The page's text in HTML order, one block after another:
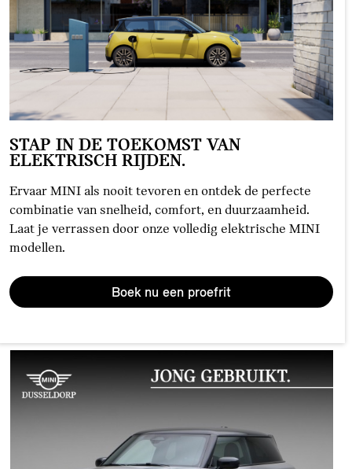
STAP IN DE TOEKOMST VAN
ELEKTRISCH RIJDEN.
Ervaar MINI als nooit tevoren en ontdek de perfecte
combinatie van snelheid, comfort, en duurzaamheid.
Laat je verrassen door onze volledig elektrische MINI
modellen.
Boek nu een proefrit